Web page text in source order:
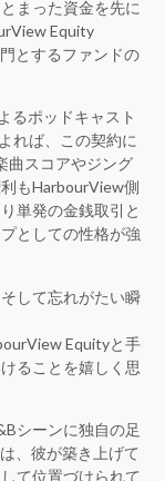
まった資金を先に
Equity
とするファンドの
るポッドキャスト
れば、この契約に
曲スコアやジング
もHarbourView側
単発の金銭取引と
としての性格が強
して忘れがたい瞬
Equityと手
ることを嬉しく思
シーンに独自の足
、彼が築き上げて
て位置づけられて